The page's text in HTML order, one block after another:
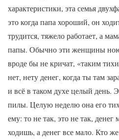
характеристики, эта семья
это когда папа хороший, он
трудится, тяжело работает, а
папы. Обычно эти женщины
вроде бы не кричат, «таким
нет, нету денег, когда ты там
и всё в таком духе целый
пилы. Целую неделю она его
ему: то не так, это не так, денег
ходишь, а денег все мало. Кто